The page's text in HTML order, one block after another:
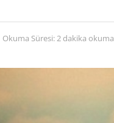
Okuma Süresi: 2 dakika okuma